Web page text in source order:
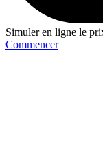
Simuler en ligne le
Commencer